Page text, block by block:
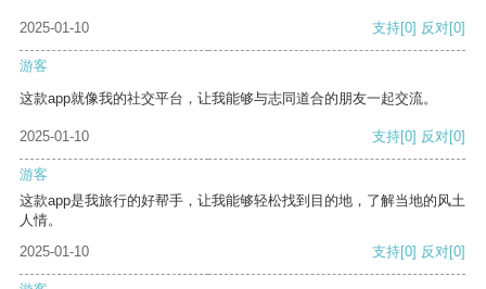
2025-01-10 支持[0] 反对[0]
游客
这款app就像我的社交平台，让我能够与志同道合的朋友一起交流。
2025-01-10 支持[0] 反对[0]
游客
这款app是我旅行的好帮手，让我能够轻松找到目的地，了解当地的风土
人情。
2025-01-10
支持[0] 反对[0]